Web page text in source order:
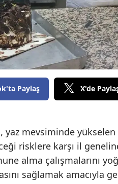
Paylaş X'de
mevsiminde yükselen
risklere karşı il
alma çalışmalarını
sağlamak amacıyla